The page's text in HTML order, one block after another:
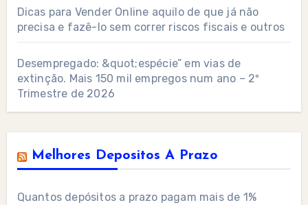
Dicas para Vender Online aquilo de que já não
precisa e fazê-lo sem correr riscos fiscais e outros
Desempregado: &quot;espécie” em vias de
extinção. Mais 150 mil empregos num ano – 2º
Trimestre de 2026
Melhores Depositos A Prazo
Quantos depósitos a prazo pagam mais de 1%